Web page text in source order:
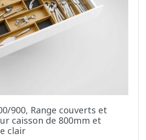
900, Range couverts et
caisson de 800mm et
clair